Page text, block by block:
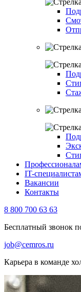
IT-
Вакансии
Контакты
8 800 700 63 63
Бесплатный звонок
job@cemros.ru
Карьера в команде